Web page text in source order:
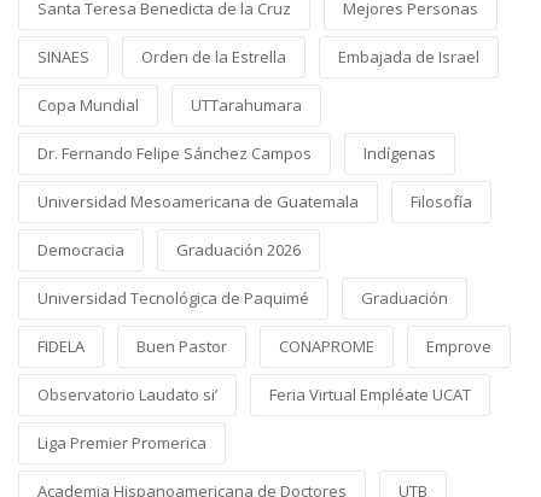
Santa Teresa Benedicta de la Cruz Mejores Personas
SINAES Orden de la Estrella Embajada de Israel
Copa Mundial UTTarahumara
Dr. Fernando Felipe Sánchez Campos Indígenas
Universidad Mesoamericana de Guatemala Filosofía
Democracia Graduación 2026
Universidad Tecnológica de Paquimé Graduación
FIDELA Buen Pastor CONAPROME Emprove
Observatorio Laudato si’ Feria Virtual Empléate UCAT
Liga Premier Promerica
Academia Hispanoamericana de Doctores UTB